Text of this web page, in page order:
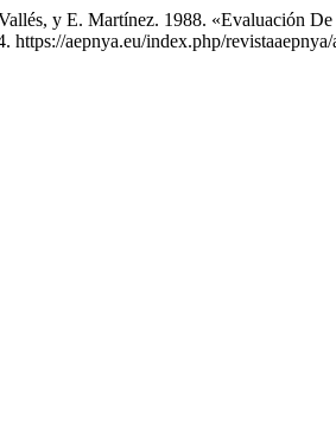
y E. Martínez. 1988. «Evaluación
https://aepnya.eu/index.php/